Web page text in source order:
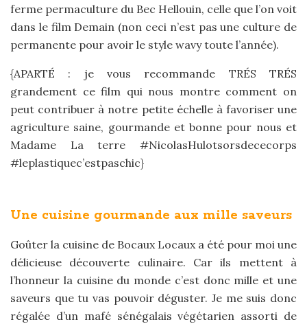
ferme permaculture du Bec Hellouin, celle que l’on voit
dans le film Demain (non ceci n’est pas une culture de
permanente pour avoir le style wavy toute l’année).
{APARTÉ : je vous recommande TRÉS TRÉS
grandement ce film qui nous montre comment on
peut contribuer à notre petite échelle à favoriser une
agriculture saine, gourmande et bonne pour nous et
Madame La terre #NicolasHulotsorsdececorps
#leplastiquec’estpaschic}
Une cuisine gourmande aux mille saveurs
Goûter la cuisine de Bocaux Locaux a été pour moi une
délicieuse découverte culinaire. Car ils mettent à
l’honneur la cuisine du monde c’est donc mille et une
saveurs que tu vas pouvoir déguster. Je me suis donc
régalée d’un mafé sénégalais végétarien assorti de